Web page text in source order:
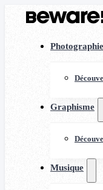
Photographie
Graphisme
Musique